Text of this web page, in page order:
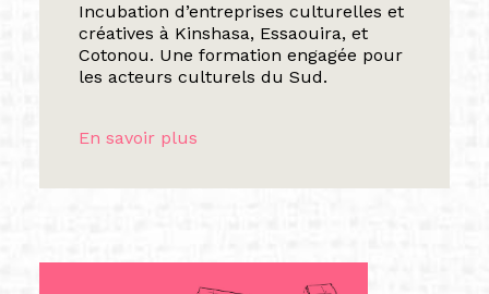
Incubation d’entreprises culturelles et
créatives à Kinshasa, Essaouira, et
Cotonou. Une formation engagée pour
les acteurs culturels du Sud.
En savoir plus